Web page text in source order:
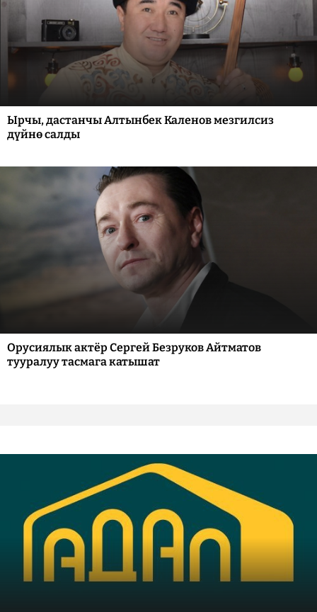
Ырчы, дастанчы Алтынбек Каленов мезгилсиз
дүйнө салды
Орусиялык актёр Сергей Безруков Айтматов
тууралуу тасмага катышат